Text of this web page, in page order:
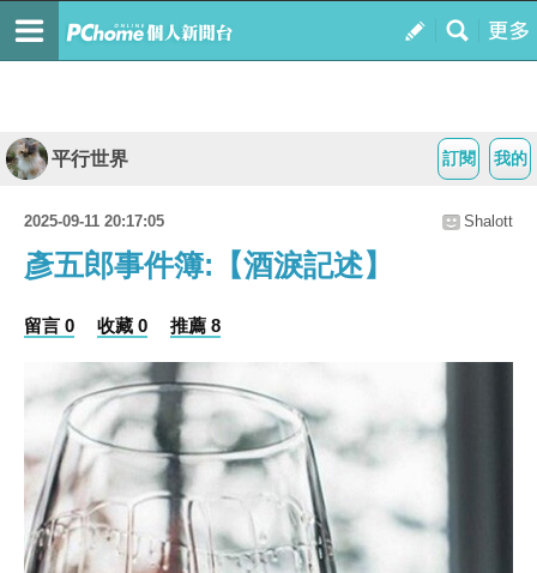
我的
訂閱
平行世界
2025-09-11 20:17:05 Shalott
彥五郎事件簿:【酒淚記述】
留言 0 收藏 0 推薦 8